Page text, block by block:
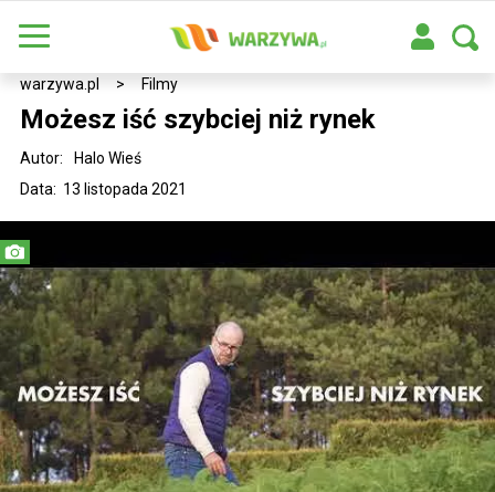
warzywa.pl > Filmy
Możesz iść szybciej niż rynek
Data: 13 listopada 2021
Autor: Halo Wieś